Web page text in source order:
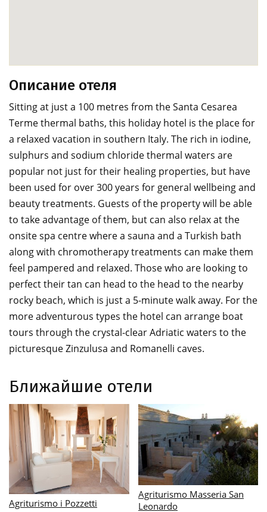
Описание отеля
Sitting at just a 100 metres from the Santa Cesarea
Terme thermal baths, this holiday hotel is the place for
a relaxed vacation in southern Italy. The rich in iodine,
sulphurs and sodium chloride thermal waters are
popular not just for their healing properties, but have
been used for over 300 years for general wellbeing and
beauty treatments. Guests of the property will be able
to take advantage of them, but can also relax at the
onsite spa centre where a sauna and a Turkish bath
along with chromotherapy treatments can make them
feel pampered and relaxed. Those who are looking to
perfect their tan can head to the head to the nearby
rocky beach, which is just a 5-minute walk away. For the
more adventurous types the hotel can arrange boat
tours through the crystal-clear Adriatic waters to the
picturesque Zinzulusa and Romanelli caves.
Ближайшие отели
Albatres Palace Hotel Albergo delle Nazioni